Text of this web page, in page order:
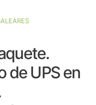
de UPS en